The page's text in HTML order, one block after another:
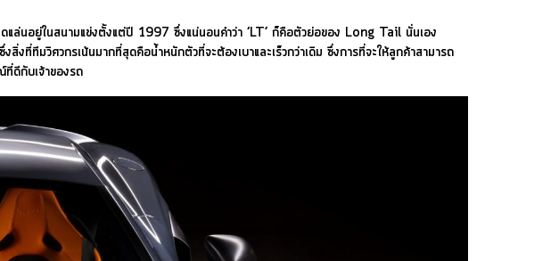
แล่นอยู่ในสนามแข่งตั้งแต่ปี 1997 ซึ่งแน่นอนคำว่า ‘LT’ ก็คือตัวย่อของ Long Tail นั่นเอง
ที่ทีมวิศวกรเน้นมากที่สุดคือน้ำหนักตัวที่จะต้องเบาและเร็วกว่าเดิม ซึ่งการที่จะให้ลูกค้าสามารถ
ที่ดีกับเจ้าของรถ